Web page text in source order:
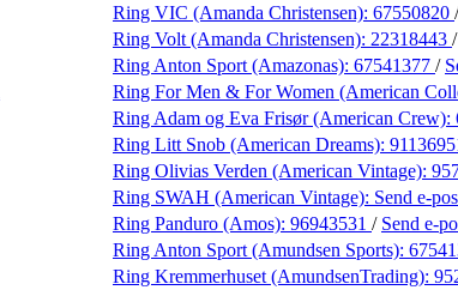
Ring VIC (Amanda Christensen): 67550820
Ring Volt (Amanda Christensen): 22318443 /
Ring Anton Sport (Amazonas): 67541377 /
Ring For Men & For Women (American
Ring Adam og Eva Frisør (American Crew):
Ring Litt Snob (American Dreams):
Ring Olivias Verden (American Vintage):
Ring SWAH (American Vintage): Send e-
Ring Panduro (Amos): 96943531 / Send e-
Ring Anton Sport (Amundsen Sports):
Ring Kremmerhuset (AmundsenTrading):